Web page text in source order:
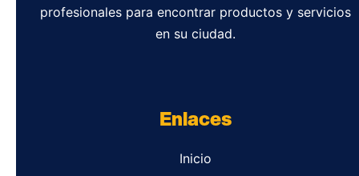
profesionales para encontrar productos y servicios
en su ciudad.
Enlaces
Inicio